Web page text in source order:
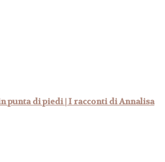
punta di piedi | I racconti di Annalisa